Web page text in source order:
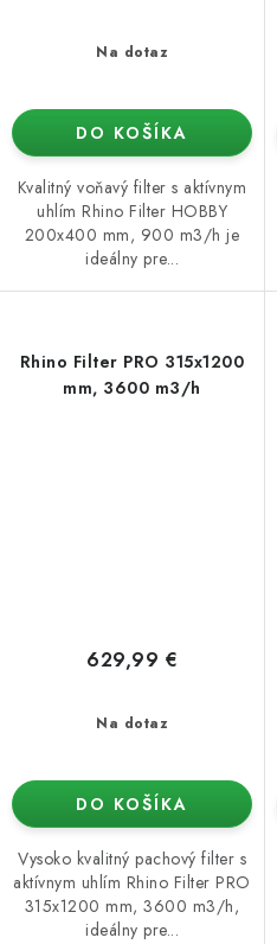
Na dotaz
DO KOŠÍKA
Kvalitný voňavý filter s aktívnym
uhlím Rhino Filter HOBBY
200x400 mm, 900 m3/h je
ideálny pre...
Rhino Filter PRO 315x1200
mm, 3600 m3/h
Na dotaz
629,99 €
DO KOŠÍKA
Vysoko kvalitný pachový filter s
aktívnym uhlím Rhino Filter PRO
315x1200 mm, 3600 m3/h,
ideálny pre...